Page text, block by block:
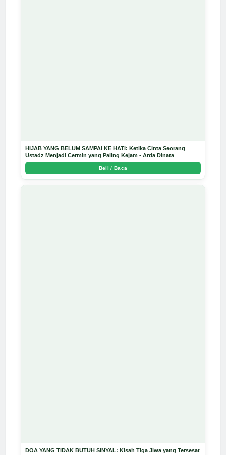
HIJAB YANG BELUM SAMPAI KE HATI: Ketika Cinta Seorang
Ustadz Menjadi Cermin yang Paling Kejam - Arda Dinata
Beli / Baca
DOA YANG TIDAK BUTUH SINYAL: Kisah Tiga Jiwa yang Tersesat